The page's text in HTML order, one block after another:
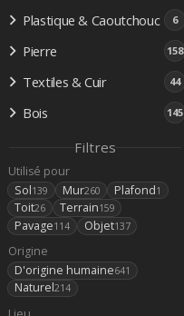
Plastique & Caoutchouc 6
Pierre 158
Textiles & Cuir 44
Bois 145
Filtres
Utilisé pour
Sol139 Mur260 Plafond1
Toit26 Terrain159
Pavage114 Objet137
Origine
D'origine humaine641
Naturel214